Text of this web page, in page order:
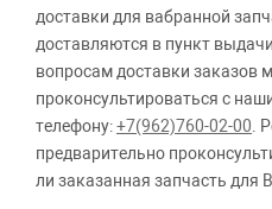
доставки для вабранной
доставляются в пункт
вопросам доставки заказов
проконсультироваться с
телефону:+7(962)760-02-00 .
предварительно
ли заказанная запчасть для